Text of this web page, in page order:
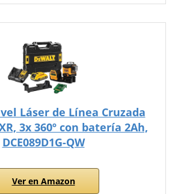
Láser de Línea Cruzada
3x 360º con batería 2Ah,
DCE089D1G-QW
Ver en Amazon